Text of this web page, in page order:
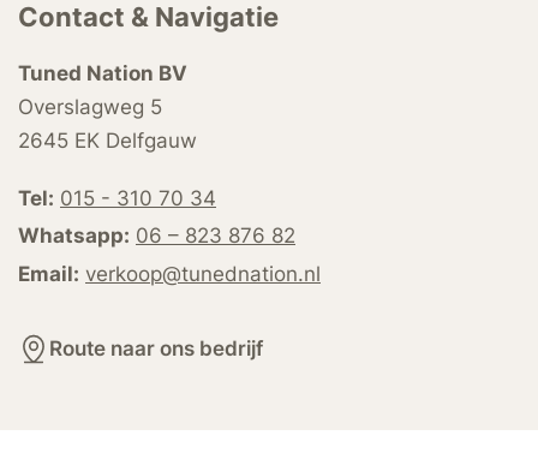
Contact & Navigatie
Tuned Nation BV
Overslagweg 5
2645 EK Delfgauw
Tel: 015 - 310 70 34
Whatsapp: 06 – 823 876 82
Email: verkoop@tunednation.nl
Route naar ons bedrijf